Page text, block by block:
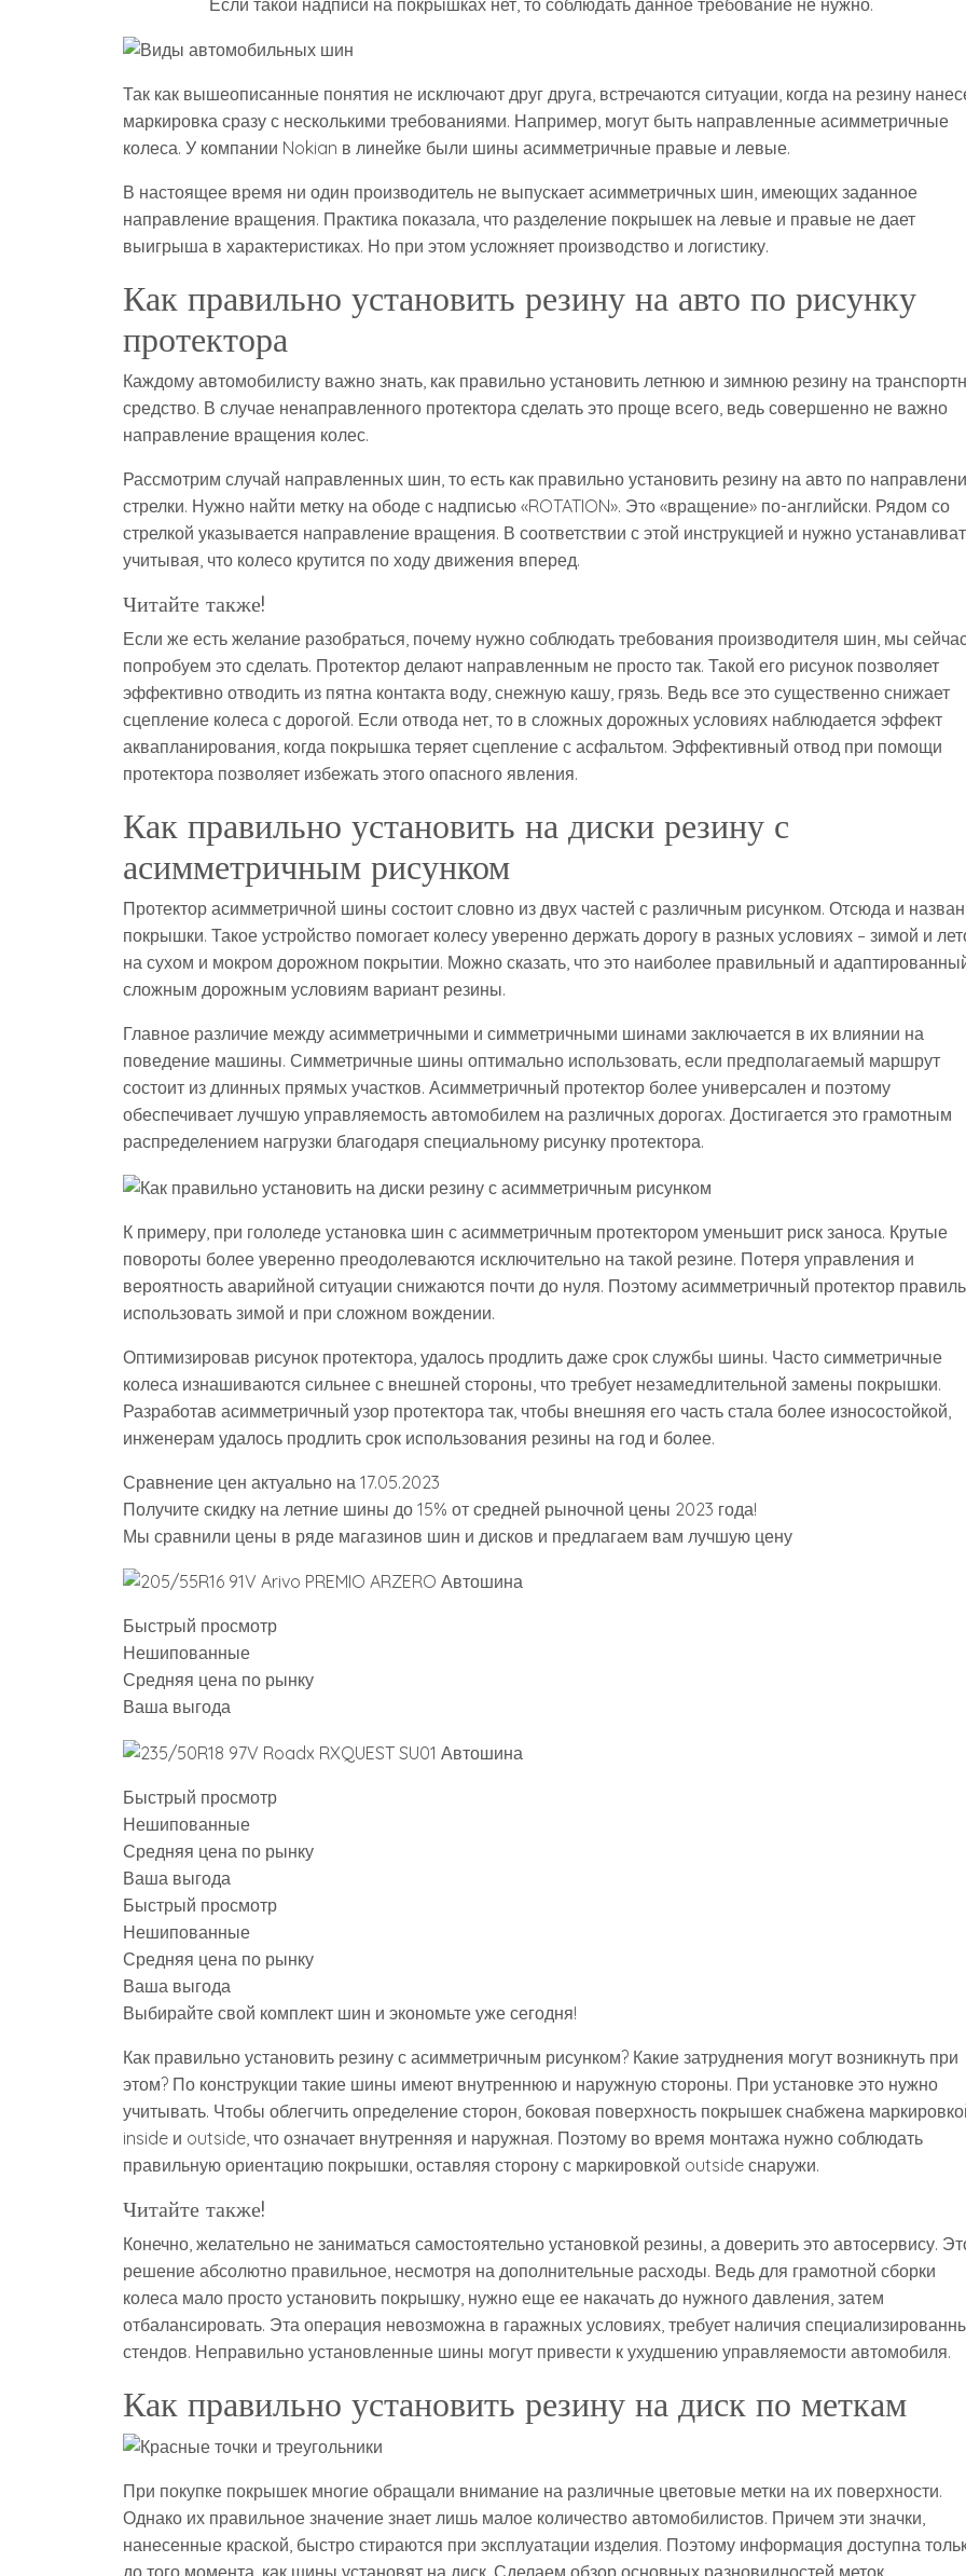
Если такой надписи на покрышках нет, то соблюдать данное требование не нужно.
Так как вышеописанные понятия не исключают друг друга, встречаются ситуации, когда на резину
маркировка сразу с несколькими требованиями. Например, могут быть направленные асимметричные
колеса. У компании Nokian в линейке были шины асимметричные правые и левые.
В настоящее время ни один производитель не выпускает асимметричных шин, имеющих заданное
направление вращения. Практика показала, что разделение покрышек на левые и правые не дает
выигрыша в характеристиках. Но при этом усложняет производство и логистику.
Как правильно установить резину на авто по рисунку
протектора
Каждому автомобилисту важно знать, как правильно установить летнюю и зимнюю резину на
средство. В случае ненаправленного протектора сделать это проще всего, ведь совершенно не важно
направление вращения колес.
Рассмотрим случай направленных шин, то есть как правильно установить резину на авто по
стрелки. Нужно найти метку на ободе с надписью «ROTATION». Это «вращение» по-английски. Рядом со
стрелкой указывается направление вращения. В соответствии с этой инструкцией и нужно
учитывая, что колесо крутится по ходу движения вперед.
Читайте также!
Если же есть желание разобраться, почему нужно соблюдать требования производителя шин, мы
попробуем это сделать. Протектор делают направленным не просто так. Такой его рисунок позволяет
эффективно отводить из пятна контакта воду, снежную кашу, грязь. Ведь все это существенно снижает
сцепление колеса с дорогой. Если отвода нет, то в сложных дорожных условиях наблюдается эффект
аквапланирования, когда покрышка теряет сцепление с асфальтом. Эффективный отвод при помощи
протектора позволяет избежать этого опасного явления.
Как правильно установить на диски резину с
асимметричным рисунком
Протектор асимметричной шины состоит словно из двух частей с различным рисунком. Отсюда и
покрышки. Такое устройство помогает колесу уверенно держать дорогу в разных условиях – зимой и
на сухом и мокром дорожном покрытии. Можно сказать, что это наиболее правильный и
сложным дорожным условиям вариант резины.
Главное различие между асимметричными и симметричными шинами заключается в их влиянии на
поведение машины. Симметричные шины оптимально использовать, если предполагаемый маршрут
состоит из длинных прямых участков. Асимметричный протектор более универсален и поэтому
обеспечивает лучшую управляемость автомобилем на различных дорогах. Достигается это грамотным
распределением нагрузки благодаря специальному рисунку протектора.
К примеру, при гололеде установка шин с асимметричным протектором уменьшит риск заноса. Крутые
повороты более уверенно преодолеваются исключительно на такой резине. Потеря управления и
вероятность аварийной ситуации снижаются почти до нуля. Поэтому асимметричный протектор
использовать зимой и при сложном вождении.
Оптимизировав рисунок протектора, удалось продлить даже срок службы шины. Часто симметричные
колеса изнашиваются сильнее с внешней стороны, что требует незамедлительной замены покрышки.
Разработав асимметричный узор протектора так, чтобы внешняя его часть стала более износостойкой,
инженерам удалось продлить срок использования резины на год и более.
Сравнение цен актуально на 17.05.2023
Получите скидку на летние шины до 15% от средней рыночной цены 2023 года!
Мы сравнили цены в ряде магазинов шин и дисков и предлагаем вам лучшую цену
Быстрый просмотр
Нешипованные
Средняя цена по рынку
Ваша выгода
Быстрый просмотр
Нешипованные
Средняя цена по рынку
Ваша выгода
Быстрый просмотр
Нешипованные
Средняя цена по рынку
Ваша выгода
Выбирайте свой комплект шин и экономьте уже сегодня!
Как правильно установить резину с асимметричным рисунком? Какие затруднения могут возникнуть при
этом? По конструкции такие шины имеют внутреннюю и наружную стороны. При установке это нужно
учитывать. Чтобы облегчить определение сторон, боковая поверхность покрышек снабжена
inside и outside, что означает внутренняя и наружная. Поэтому во время монтажа нужно соблюдать
правильную ориентацию покрышки, оставляя сторону с маркировкой outside снаружи.
Читайте также!
Конечно, желательно не заниматься самостоятельно установкой резины, а доверить это автосервису.
решение абсолютно правильное, несмотря на дополнительные расходы. Ведь для грамотной сборки
колеса мало просто установить покрышку, нужно еще ее накачать до нужного давления, затем
отбалансировать. Эта операция невозможна в гаражных условиях, требует наличия
стендов. Неправильно установленные шины могут привести к ухудшению управляемости автомобиля.
Как правильно установить резину на диск по меткам
При покупке покрышек многие обращали внимание на различные цветовые метки на их поверхности.
Однако их правильное значение знает лишь малое количество автомобилистов. Причем эти значки,
нанесенные краской, быстро стираются при эксплуатации изделия. Поэтому информация доступна